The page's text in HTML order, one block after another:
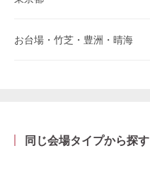
お台場・竹芝・豊洲・晴海
同じ会場タイプから探す